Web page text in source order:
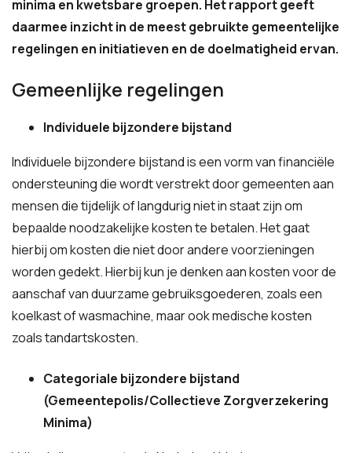
minima en kwetsbare groepen. Het rapport geeft
daarmee inzicht in de meest gebruikte gemeentelijke
regelingen en initiatieven en de doelmatigheid ervan.
Gemeenlijke regelingen
Individuele bijzondere bijstand
Individuele bijzondere bijstand is een vorm van financiële
ondersteuning die wordt verstrekt door gemeenten aan
mensen die tijdelijk of langdurig niet in staat zijn om
bepaalde noodzakelijke kosten te betalen. Het gaat
hierbij om kosten die niet door andere voorzieningen
worden gedekt. Hierbij kun je denken aan kosten voor de
aanschaf van duurzame gebruiksgoederen, zoals een
koelkast of wasmachine, maar ook medische kosten
zoals tandartskosten.
Categoriale bijzondere bijstand
(Gemeentepolis/Collectieve Zorgverzekering
Minima)